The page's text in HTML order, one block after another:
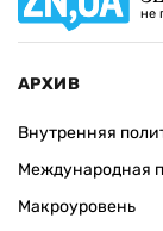
не
АРХИВ
Внутренняя
Международная
Макроуровень